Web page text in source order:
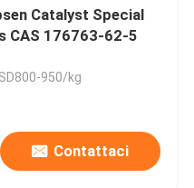
Catalyst Special
CAS 176763-62-5
950/kg
Contattaci